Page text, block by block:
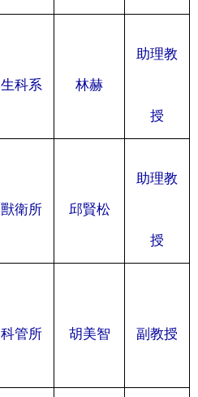
生科系 林赫
助理教
授
獸衛所 邱賢松
助理教
授
科管所 胡美智 副教授